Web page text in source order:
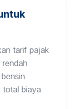
tarif pajak
total biaya